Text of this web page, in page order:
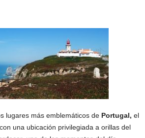
lugares más emblemáticos de Portugal, el
una ubicación privilegiada a orillas del